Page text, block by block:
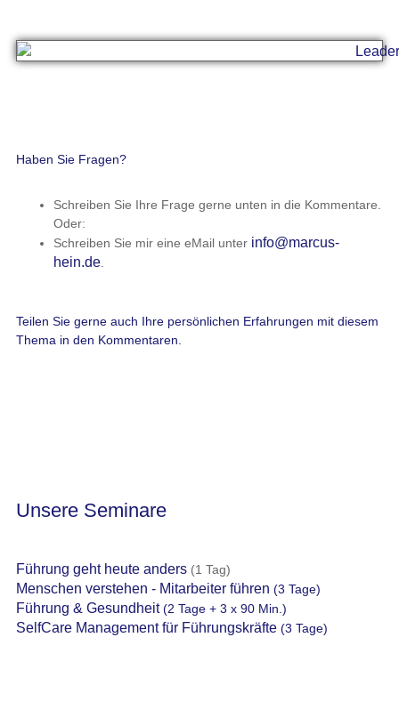
Haben Sie Fragen?
Schreiben Sie Ihre Frage gerne unten in die Kommentare.
Oder:
Schreiben Sie mir eine eMail unter info@marcus-
hein.de.
Teilen Sie gerne auch Ihre persönlichen Erfahrungen mit diesem
Thema in den Kommentaren.
Unsere Seminare
Führung geht heute anders(1 Tag)
Menschen verstehen - Mitarbeiter führen (3 Tage)
Führung & Gesundheit(2 Tage + 3 x 90 Min.)
SelfCare Management für Führungskräfte(3 Tage)